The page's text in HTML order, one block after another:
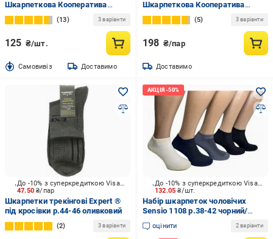
Шкарпеткова Кооператива
2700411527 р.27 сірий із чорним
13 3 варіанти
125 ₴/шт.
Cамовивіз Доставимо
Шкарпеткова Кооператива
Extreme Trekking 2001011527
р.41-43 чорний 1 шт.
5 3 варіанти
198 ₴/пар
Доставимо
47.50₴/пар
До -10% з суперкредиткою Visa Вигода
Шкарпетки трекінгові Expert ®
під кросівки р.44-46 оливковий
2 3 варіанти
132.05₴/шт.
До -10% з суперкредиткою Visa Вигода
Набір шкарпеток чоловічих
Sensio 1108 р.38-42 чорний/
синій/сірий/бежевий 5 шт.
оцінити 2 варіанти